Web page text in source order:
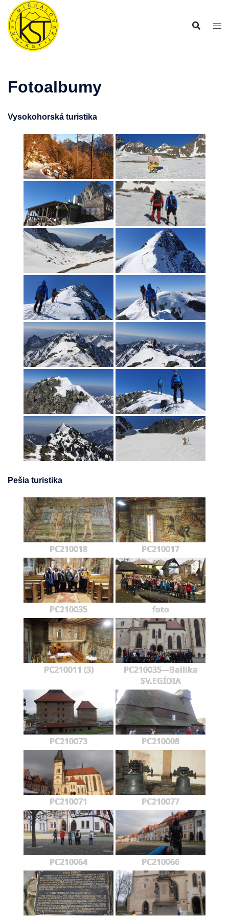
Preskočiť
obsah
Fotoalbumy
Vysokohorská turistika
Pešia turistika
PC210018 PC210017
PC210035 foto
PC210011 (3)
PC210035---Bailika
SV.EGÍDIA
PC210073 PC210008
PC210071 PC210077
PC210064 PC210066